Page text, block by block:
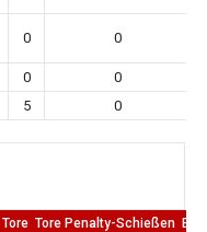
0 0
0
0
5 0
Tore Tore Penalty-Schießen